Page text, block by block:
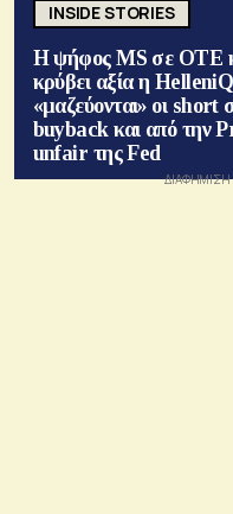
INSIDE STORIES
Η ψήφος MS σε ΟΤΕ
κρύβει αξία η
«μαζεύονται» οι
buyback και από την
unfair της Fed